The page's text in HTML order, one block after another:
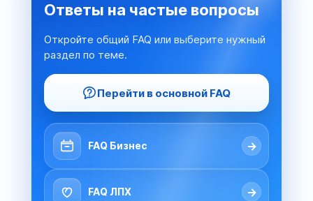
Ответы на частые вопросы
Откройте общий FAQ или выберите нужный
раздел по теме.
Перейти в основной FAQ
FAQ Бизнес →
FAQ ЛПХ →